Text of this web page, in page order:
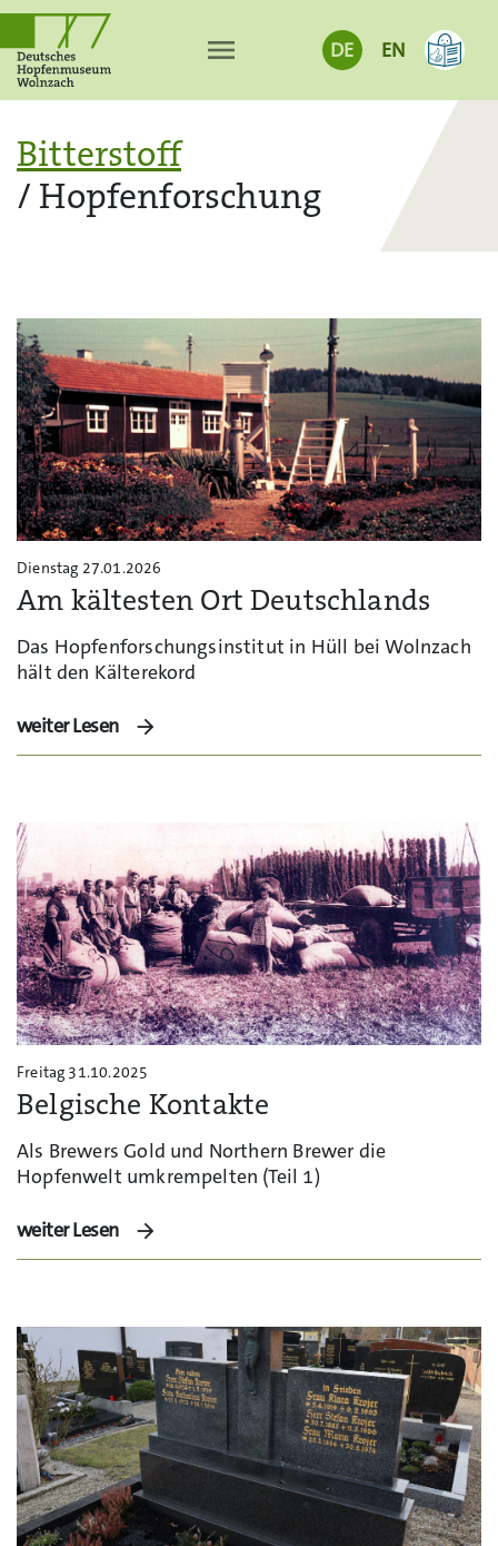
menu DE EN
Bitterstoff
/ Hopfenforschung
Dienstag 27.01.2026
Am kältesten Ort Deutschlands
Das Hopfenforschungsinstitut in Hüll bei Wolnzach
hält den Kälterekord
weiter Lesen
Freitag 31.10.2025
Belgische Kontakte
Als Brewers Gold und Northern Brewer die
Hopfenwelt umkrempelten (Teil 1)
weiter Lesen